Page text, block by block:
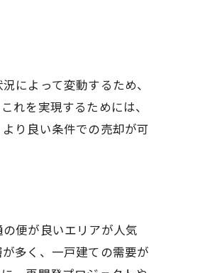
によって変動するため、
れを実現するためには、
り良い条件での売却が可
便が良いエリアが人気
多く、一戸建ての需要が